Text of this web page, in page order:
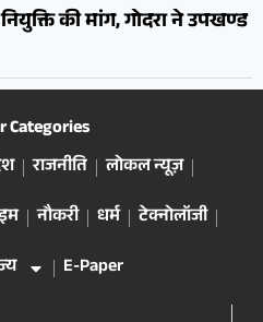
की मांग, गोदरा ने उपखण्ड
Categories
राजनीति
लोकल न्यूज़
नौकरी धर्म
टेक्नोलॉजी
E-Paper